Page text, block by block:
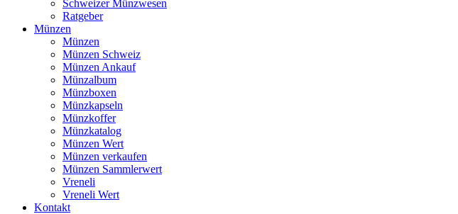
Schweizer Münzwesen
Ratgeber
Münzen
Münzen
Münzen Schweiz
Münzen Ankauf
Münzalbum
Münzboxen
Münzkapseln
Münzkoffer
Münzkatalog
Münzen Wert
Münzen verkaufen
Münzen Sammlerwert
Vreneli
Vreneli Wert
Kontakt